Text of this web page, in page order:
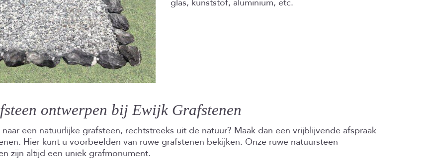
glas, kunststof, aluminium, etc.
ontwerpen bij Ewijk Grafstenen
een natuurlijke grafsteen, rechtstreeks uit de natuur? Maak dan een vrijblijvende afspraak
Hier kunt u voorbeelden van ruwe grafstenen bekijken. Onze ruwe natuursteen
zijn altijd een uniek grafmonument.